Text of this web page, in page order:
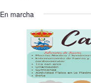
fecha.
En marcha